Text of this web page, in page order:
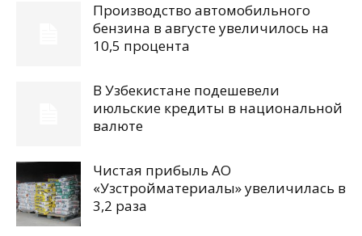
Производство автомобильного
бензина в августе увеличилось на
10,5 процента
В Узбекистане подешевели
июльские кредиты в национальной
валюте
Чистая прибыль АО
«Узстройматериалы» увеличилась в
3,2 раза